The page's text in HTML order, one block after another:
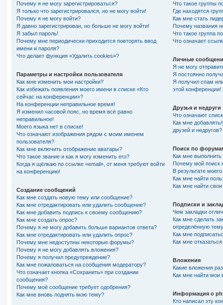
Почему я не могу зарегистрироваться?
Я только что зарегистрировался, но не могу войти!
Почему я не могу войти?
Я давно зарегистрирован, но больше не могу войти!
Я забыл пароль!
Почему мне периодически приходится повторять ввод
имени и пароля?
Что делает функция «Удалить cookies»?
Параметры и настройки пользователя
Как мне изменить мои настройки?
Как избежать появления моего имени в списке «Кто
сейчас на конференции»?
На конференции неправильное время!
Я изменил часовой пояс, но время всё равно
неправильное!
Моего языка нет в списке!
Что означают изображения рядом с моим именем
пользователя?
Как мне включить отображение аватары?
Что такое звание и как я могу изменить его?
Когда я щёлкаю по ссылке «email», от меня требуют войти
на конференцию!
Создание сообщений
Как мне создать новую тему или сообщение?
Как мне отредактировать или удалить сообщение?
Как мне добавить подпись к своему сообщению?
Как мне создать опрос?
Почему я не могу добавить больше вариантов ответа?
Как мне отредактировать или удалить опрос?
Почему мне недоступны некоторые форумы?
Почему я не могу добавлять вложения?
Почему я получил предупреждение?
Как мне пожаловаться на сообщения модератору?
Что означает кнопка «Сохранить» при создании
сообщения?
Почему моё сообщение требует одобрения?
Как мне вновь поднять мою тему?
Что такое группы
Где находятся
Как мне стать
Почему названия
Что такое группа
Что означает
Личные
Я не могу
Я постоянно
Я получил спам
этой конференции!
Друзья и недруги
Что означают
Как мне
друзей и недругов?
Поиск по
Как мне
Почему мой поиск
В результате
Как мне найти
Как мне найти
Подписки и
Чем закладки
Как мне сделать
определённую
Как мне
Как мне
Вложения
Какие вложения
Как мне найти мои
Информация о
Кто написал эту